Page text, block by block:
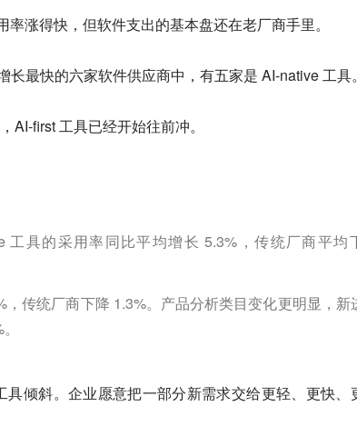
率涨得快，但软件支出的基本盘还在老厂商手里。
长最快的六家软件供应商中，有五家是 AI-native 工具
AI-first 工具已经开始往前冲。
工具的采用率同比平均增长 5.3%，传统厂商平均
传统厂商下降 1.3%。产品分析类目变化更明显，新
倾斜。 企业愿意把一部分新需求交给更轻、更快、